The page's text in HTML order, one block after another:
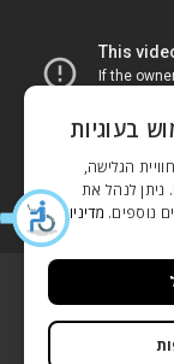
בעוגיות
הגלישה,
ניתן לנהל את
נוספים. מדיניות